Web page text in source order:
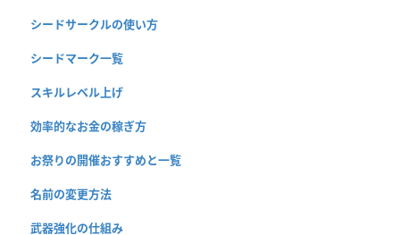
シードサークルの使い方
シードマーク一覧
スキルレベル上げ
効率的なお金の稼ぎ方
お祭りの開催おすすめと一覧
名前の変更方法
武器強化の仕組み